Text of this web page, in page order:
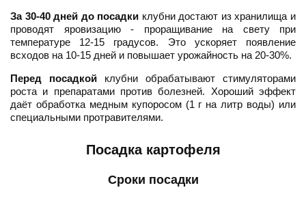
За 30-40 дней до посадки клубни достают из хранилища и
проводят яровизацию - проращивание на свету при
температуре 12-15 градусов. Это ускоряет появление
всходов на 10-15 дней и повышает урожайность на 20-30%.
Перед посадкой клубни обрабатывают стимуляторами
роста и препаратами против болезней. Хороший эффект
даёт обработка медным купоросом (1 г на литр воды) или
специальными протравителями.
Посадка картофеля
Сроки посадки